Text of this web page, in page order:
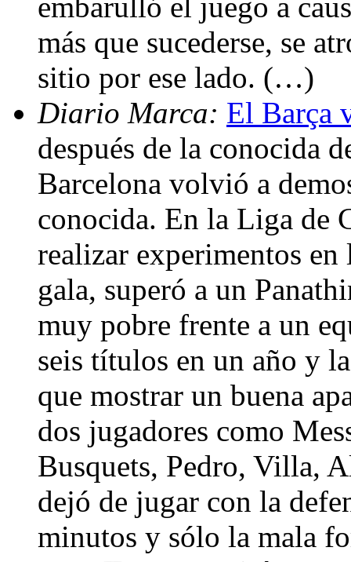
más que sucederse, se
sitio por ese lado. (…)
Diario Marca: El Barça
después de la conocida
Barcelona volvió a
conocida. En la Liga de
realizar experimentos
gala, superó a un
muy pobre frente a un
seis títulos en un año y
que mostrar un buena
dos jugadores como
Busquets, Pedro, Villa,
dejó de jugar con la
minutos y sólo la mala